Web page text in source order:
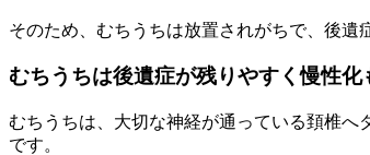
そのため、むちうちは放置されがちで、後遺
むちうちは後遺症が残りやすく慢性
むちうちは、大切な神経が通っている頚椎
です。